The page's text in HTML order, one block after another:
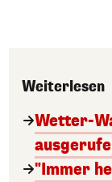
Weiterlesen
Wetter-
"Immer